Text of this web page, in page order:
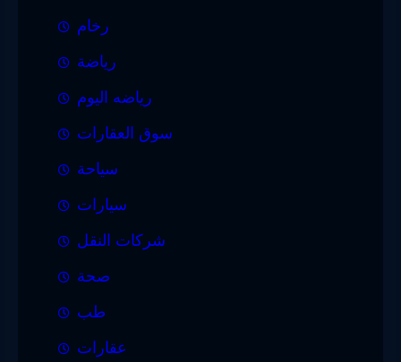
رخام
رياضة
رياضه اليوم
سوق العقارات
سياحة
سيارات
شركات النقل
صحة
طب
عقارات